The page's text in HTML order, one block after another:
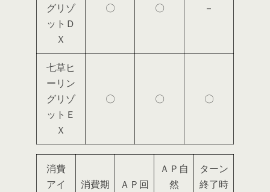
グリゾ
ットＤ
Ｘ
〇 〇 –
七草ヒ
ーリン
グリゾ
ットＥ
Ｘ
〇 〇 〇
消費
アイ
消費期
ＡＰ回
ＡＰ自
然
ターン
終了時